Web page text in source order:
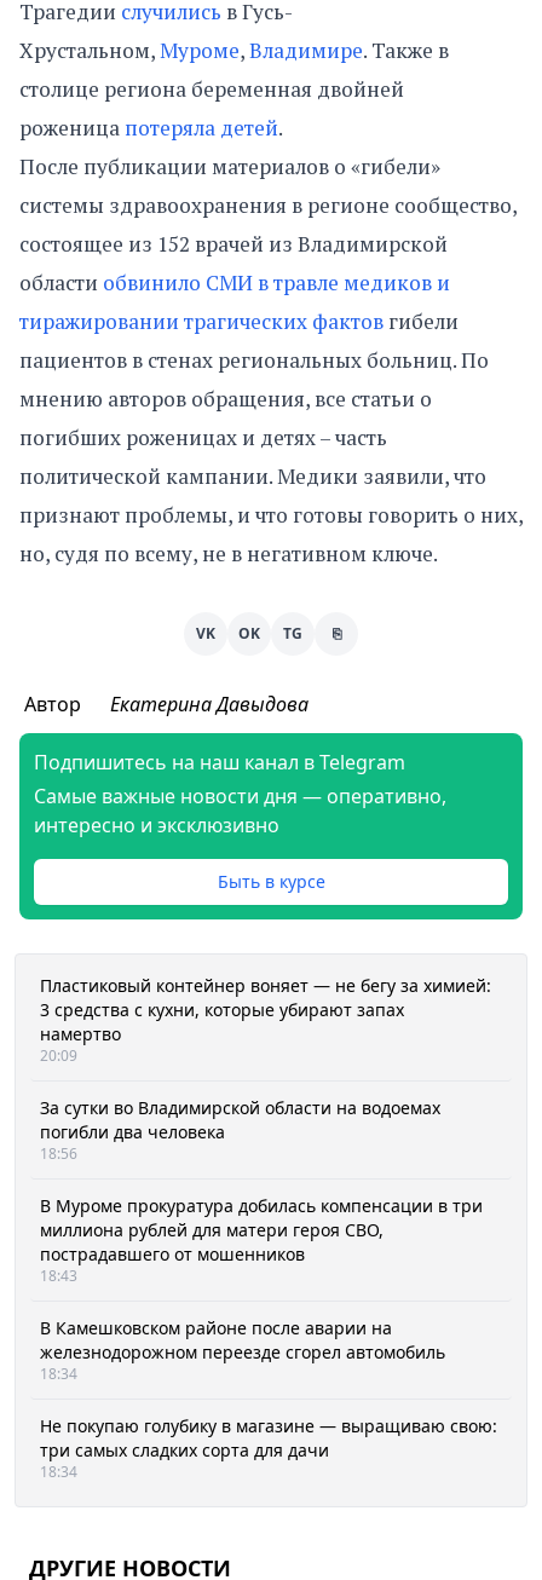
Трагедии случились в Гусь-
Хрустальном,Муроме,Владимире. Также в
столице региона беременная двойней
роженица потеряла детей.
После публикации материалов о «гибели»
системы здравоохранения в регионе сообщество,
состоящее из 152 врачей из Владимирской
области обвинило СМИ в травле медиков и
тиражировании трагических фактов гибели
пациентов в стенах региональных больниц. По
мнению авторов обращения, все статьи о
погибших роженицах и детях – часть
политической кампании. Медики заявили, что
признают проблемы, и что готовы говорить о них,
но, судя по всему, не в негативном ключе.
VK OK TG ⎘
Автор Екатерина Давыдова
Подпишитесь на наш канал в Telegram
Самые важные новости дня — оперативно,
интересно и эксклюзивно
Быть в курсе
Пластиковый контейнер воняет — не бегу за химией:
3 средства с кухни, которые убирают запах
намертво
20:09
За сутки во Владимирской области на водоемах
погибли два человека
18:56
В Муроме прокуратура добилась компенсации в три
миллиона рублей для матери героя СВО,
пострадавшего от мошенников
18:43
В Камешковском районе после аварии на
железнодорожном переезде сгорел автомобиль
18:34
Не покупаю голубику в магазине — выращиваю свою:
три самых сладких сорта для дачи
18:34
ДРУГИЕ НОВОСТИ